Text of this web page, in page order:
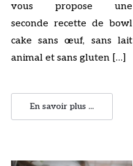
vous propose une
seconde recette de bowl
cake sans œuf, sans lait
animal et sans gluten […]
En savoir plus ...